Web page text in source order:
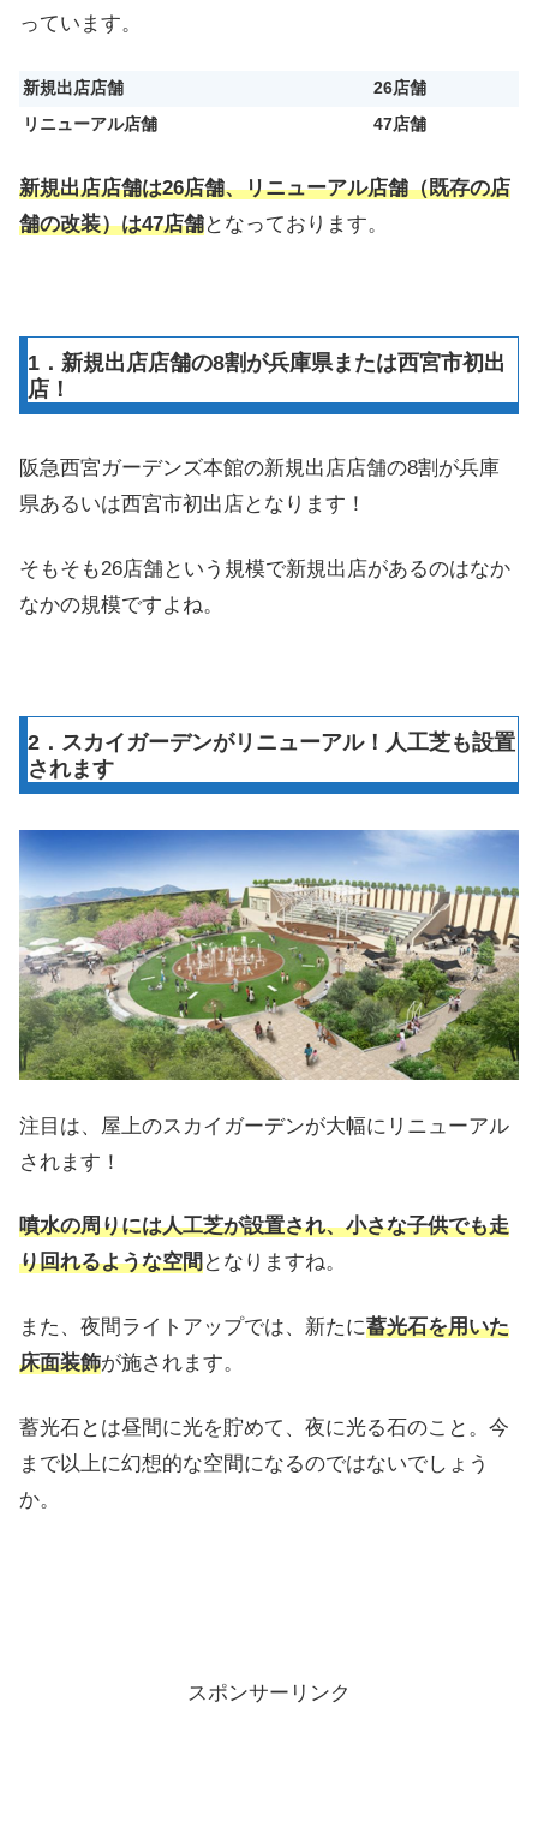
っています。
新規出店店舗
26店舗
リニューアル店舗
47店舗
新規出店店舗は26店舗、リニューアル店舗（既存の店
舗の改装）は47店舗となっております。
1．新規出店店舗の8割が兵庫県または西宮市初出
店！
阪急西宮ガーデンズ本館の新規出店店舗の8割が兵庫
県あるいは西宮市初出店となります！
そもそも26店舗という規模で新規出店があるのはなか
なかの規模ですよね。
2．スカイガーデンがリニューアル！人工芝も設置
されます
注目は、屋上のスカイガーデンが大幅にリニューアル
されます！
噴水の周りには人工芝が設置され、小さな子供でも走
り回れるような空間となりますね。
また、夜間ライトアップでは、新たに蓄光石を用いた
床面装飾が施されます。
蓄光石とは昼間に光を貯めて、夜に光る石のこと。今
まで以上に幻想的な空間になるのではないでしょう
か。
スポンサーリンク